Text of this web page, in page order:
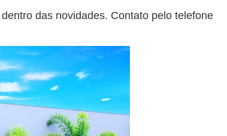
das novidades. Contato pelo telefone